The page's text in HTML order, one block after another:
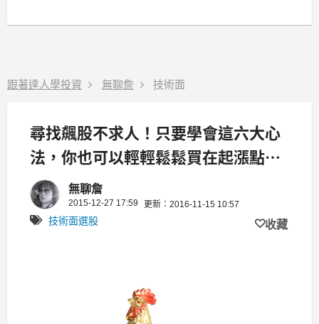
跟著達人學投資 無聊詹 技術面
尋找飆股不求人！只要學會這六大心
法，你也可以輕輕鬆鬆買在起漲點！
（內附股票清單）
無聊詹
2015-12-27 17:59 更新：2016-11-15 10:57
技術面選股 收藏